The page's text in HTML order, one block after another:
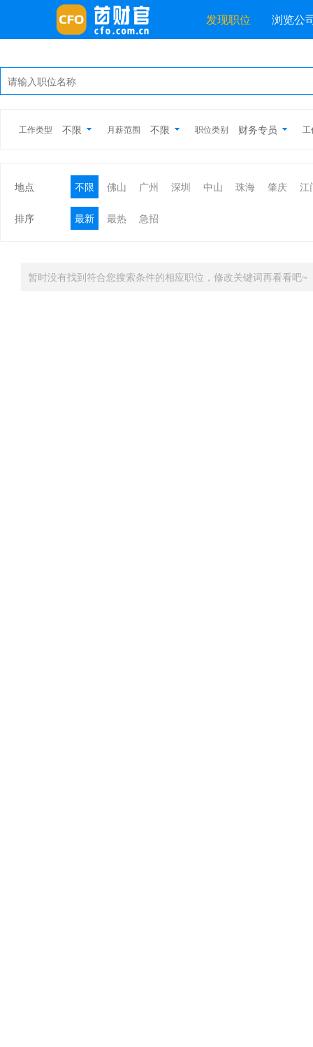
发现职位 浏览公
工作类型 不限 月薪范围 不限 职位类别 财务专员
地点 不限 佛山 广州 深圳 中山 珠海 肇庆 江
排序 最新 最热 急招
暂时没有找到符合您搜索条件的相应职位，修改关键词再看看吧~